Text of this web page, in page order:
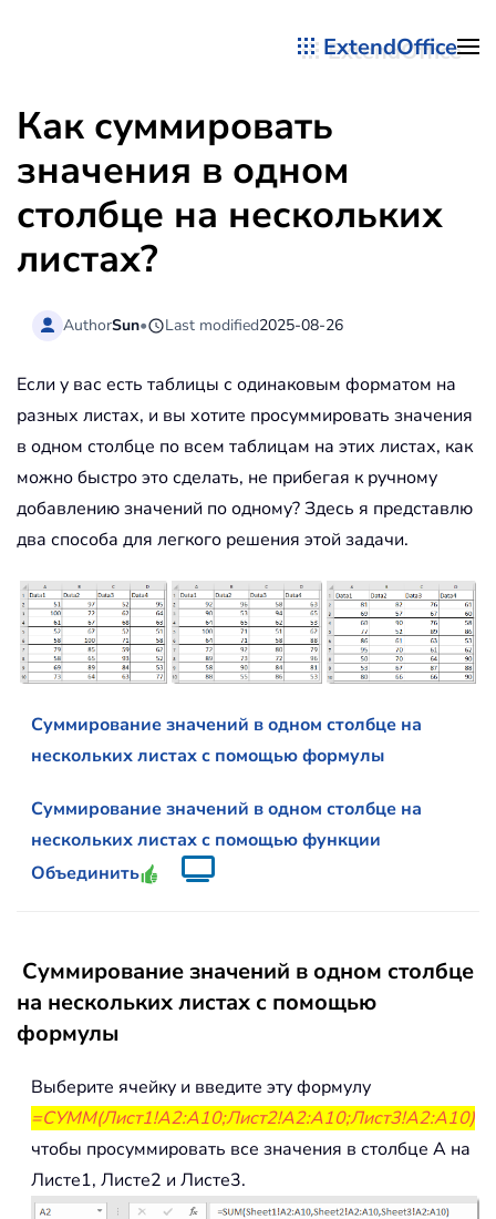
ExtendOffice
Как суммировать
значения в одном
столбце на нескольких
листах?
AuthorSun• Last modified2025-08-26
Если у вас есть таблицы с одинаковым форматом на
разных листах, и вы хотите просуммировать значения
в одном столбце по всем таблицам на этих листах, как
можно быстро это сделать, не прибегая к ручному
добавлению значений по одному? Здесь я представлю
два способа для легкого решения этой задачи.
Суммирование значений в одном столбце на
нескольких листах с помощью формулы
Суммирование значений в одном столбце на
нескольких листах с помощью функции
Объединить
Суммирование значений в одном столбце
на нескольких листах с помощью
формулы
Выберите ячейку и введите эту формулу
=СУММ(Лист1!A2:A10;Лист2!A2:A10;Лист3!A2:A10)
чтобы просуммировать все значения в столбце A на
Листе1, Листе2 и Листе3.